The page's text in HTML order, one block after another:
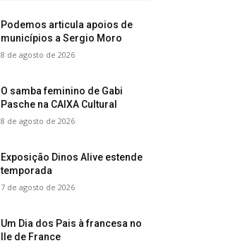
Podemos articula apoios de
municípios a Sergio Moro
8 de agosto de 2026
O samba feminino de Gabi
Pasche na CAIXA Cultural
8 de agosto de 2026
Exposição Dinos Alive estende
temporada
7 de agosto de 2026
Um Dia dos Pais à francesa no
Ile de France